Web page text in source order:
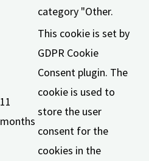
category "Other.
11
months
This cookie is set by
GDPR Cookie
Consent plugin. The
cookie is used to
store the user
consent for the
cookies in the